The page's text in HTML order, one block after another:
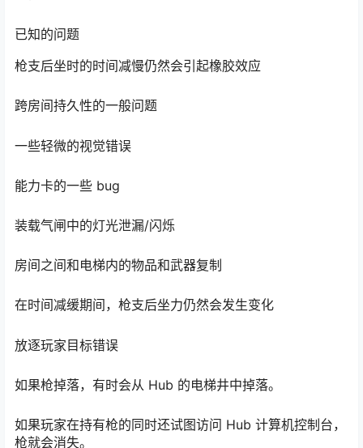
题。
已知的问题
枪支后坐时的时间减慢仍然会引起橡胶效应
跨房间持久性的一般问题
一些轻微的视觉错误
能力卡的一些 bug
装载气闸中的灯光泄漏/闪烁
房间之间和电梯内的物品和武器复制
在时间减缓期间，枪支后坐力仍然会发生变化
放逐玩家目标错误
如果枪掉落，有时会从 Hub 的电梯井中掉落。